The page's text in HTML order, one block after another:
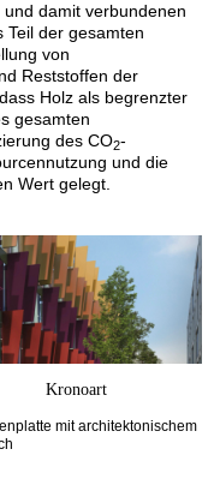
damit verbundenen
Teil der gesamten
von
Reststoffen der
Holz als begrenzter
gesamten
des CO2-
und die
Wert gelegt.
Kronoart
mit architektonischem